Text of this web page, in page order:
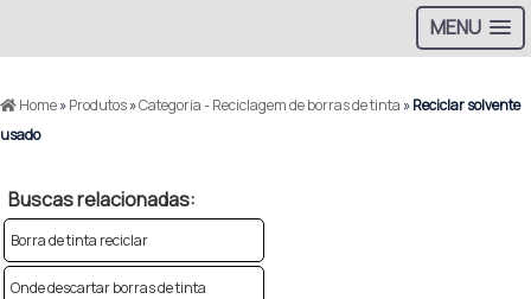
MENU
Home»Produtos»Categoria - Reciclagem de borras de tinta »Reciclar solvente
usado
Buscas relacionadas:
Borra de tinta reciclar
Onde descartar borras de tinta